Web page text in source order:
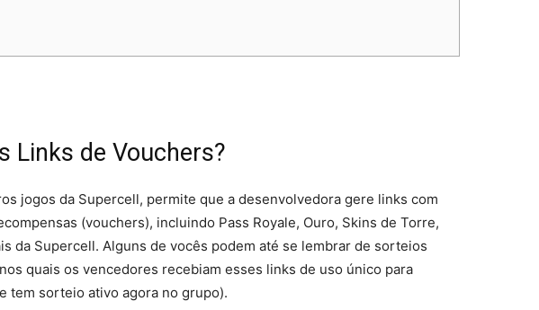
Links de Vouchers?
jogos da Supercell, permite que a desenvolvedora gere links com
(vouchers), incluindo Pass Royale, Ouro, Skins de Torre,
da Supercell. Alguns de vocês podem até se lembrar de sorteios
quais os vencedores recebiam esses links de uso único para
tem sorteio ativo agora no grupo).